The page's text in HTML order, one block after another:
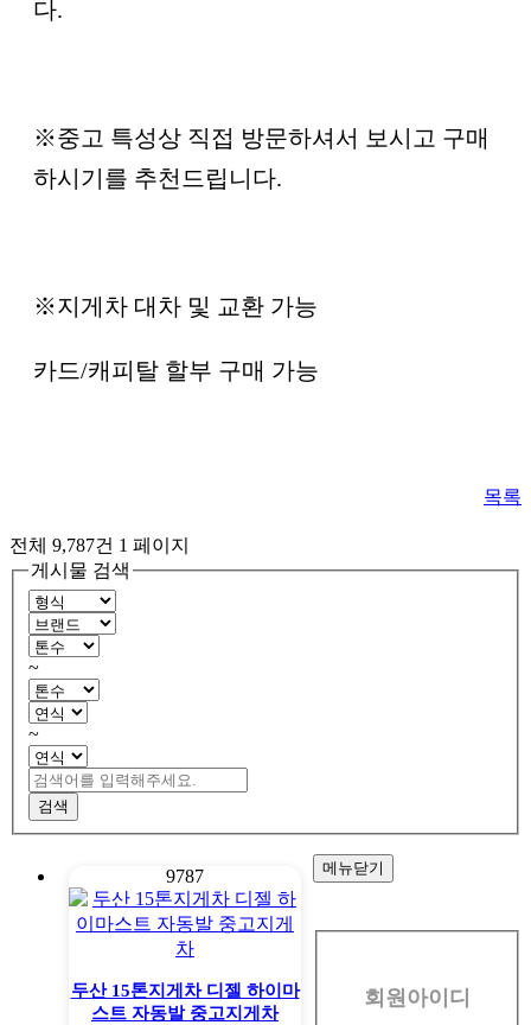
다.
※중고 특성상 직접 방문하셔서 보시고 구매
하시기를 추천드립니다.
※지게차 대차 및 교환 가능
카드/캐피탈 할부 구매 가능
목록
전체 9,787건 1 페이지
게시물 검색
~
~
검색
9787
두산 15톤지게차 디젤 하이마
스트 자동발 중고지게차
메뉴닫기
회
회원아이디